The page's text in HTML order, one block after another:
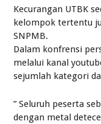
Kecurangan UTBK
kelompok tertentu
SNPMB.
Dalam konfrensi
melalui kanal
sejumlah kategori
” Seluruh peserta
dengan metal